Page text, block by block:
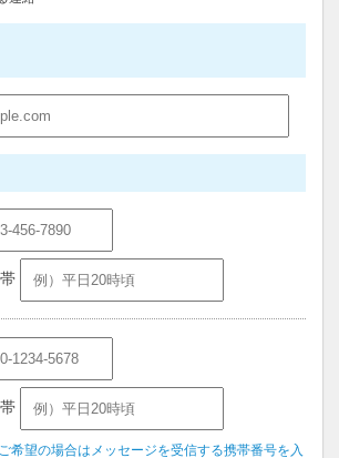
希望の場合はメッセージを受信する携帯番号を入